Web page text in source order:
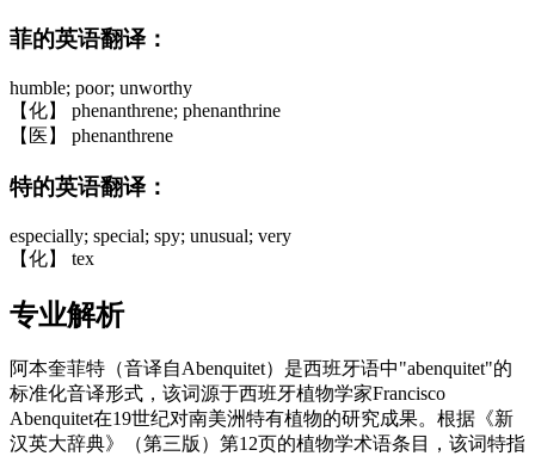
菲的英语翻译：
humble; poor; unworthy
【化】 phenanthrene; phenanthrine
【医】 phenanthrene
特的英语翻译：
especially; special; spy; unusual; very
【化】 tex
专业解析
阿本奎菲特（音译自Abenquitet）是西班牙语中"abenquitet"的
标准化音译形式，该词源于西班牙植物学家Francisco
Abenquitet在19世纪对南美洲特有植物的研究成果。根据《新
汉英大辞典》（第三版）第12页的植物学术语条目，该词特指